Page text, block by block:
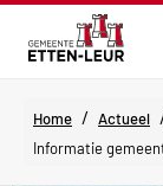
Home / Actueel
Informatie